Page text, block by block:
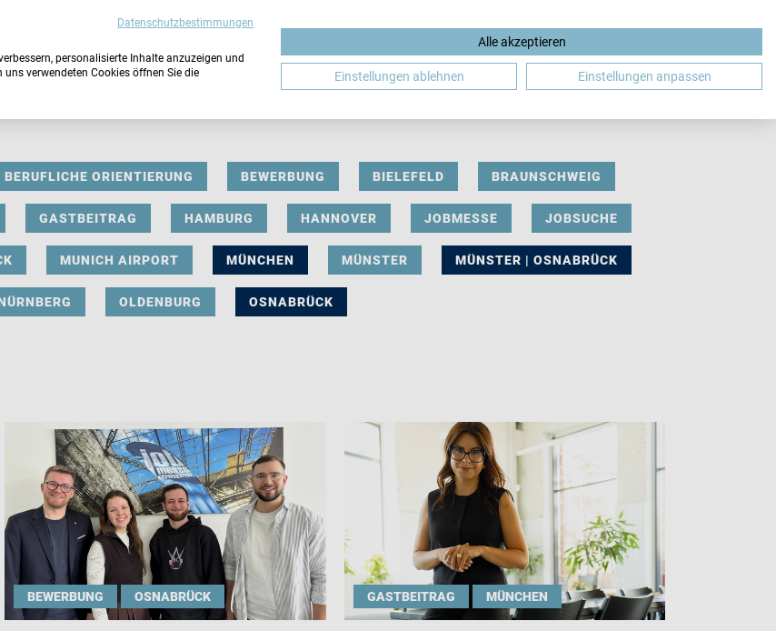
DE
BERUFLICHE ORIENTIERUNG BEWERBUNG BIELEFELD BRAUNSCHWEIG
GASTBEITRAG HAMBURG HANNOVER JOBMESSE JOBSUCHE
MUNICH AIRPORT MÜNCHEN MÜNSTER MÜNSTER | OSNABRÜCK
OLDENBURG OSNABRÜCK
BEWERBUNG OSNABRÜCK GASTBEITRAG MÜNCHEN
Datenschutzbestimmungen
personalisierte Inhalte anzuzeigen und
verwendeten Cookies öffnen Sie die
Alle akzeptieren
Einstellungen ablehnen Einstellungen anpassen